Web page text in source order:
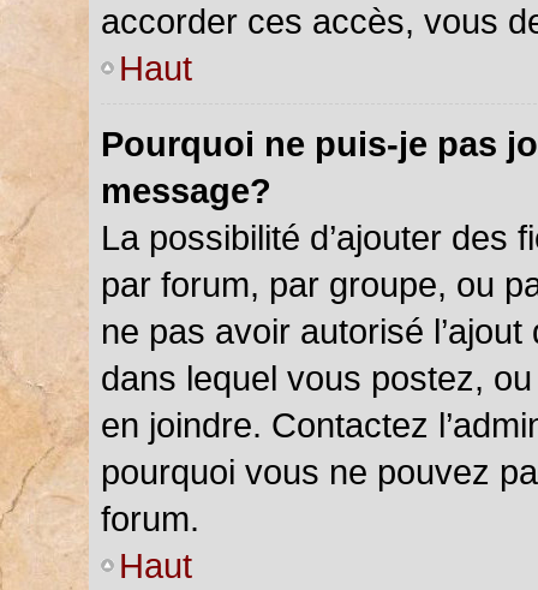
accorder ces accès, vous
Haut
Pourquoi ne puis-je pas
message?
La possibilité d’ajouter des
par forum, par groupe, ou
ne pas avoir autorisé
dans lequel vous postez,
en joindre. Contactez
pourquoi vous ne pouvez
forum.
Haut